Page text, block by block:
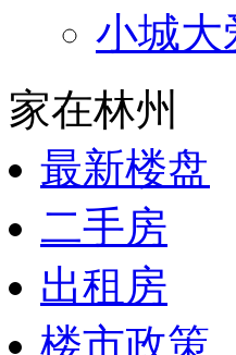
小城大
家在林州
最新楼盘
二手房
出租房
楼市政策